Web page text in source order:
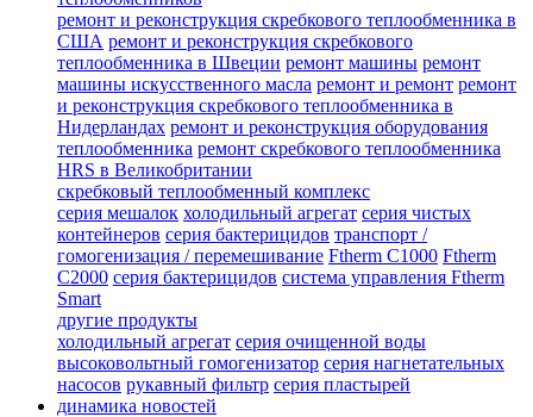
ремонт и реконструкция скребкового теплообменника в
США ремонт и реконструкция скребкового
теплообменника в Швеции ремонт машины ремонт
машины искусственного масла ремонт и ремонт ремонт
и реконструкция скребкового теплообменника в
Нидерландах ремонт и реконструкция оборудования
теплообменника ремонт скребкового теплообменника
HRS в Великобритании
скребковый теплообменный комплекс
серия мешалок холодильный агрегат серия чистых
контейнеров серия бактерицидов транспорт /
гомогенизация / перемешивание Ftherm C1000 Ftherm
C2000 серия бактерицидов система управления Ftherm
Smart
другие продукты
холодильный агрегат серия очищенной воды
высоковольтный гомогенизатор серия нагнетательных
насосов рукавный фильтр серия пластырей
динамика новостей